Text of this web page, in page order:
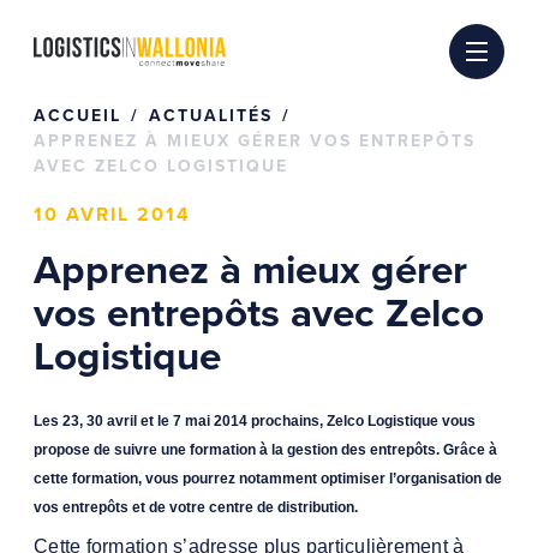
ACCUEIL
ACTUALITÉS
APPRENEZ À MIEUX GÉRER VOS ENTREPÔTS
AVEC ZELCO LOGISTIQUE
10 AVRIL 2014
Apprenez à mieux gérer
vos entrepôts avec Zelco
Logistique
Les 23, 30 avril et le 7 mai 2014 prochains, Zelco Logistique vous
propose de suivre une formation à la gestion des entrepôts. Grâce à
cette formation, vous pourrez notamment optimiser l’organisation de
vos entrepôts et de votre centre de distribution.
Cette formation s’adresse plus particulièrement à